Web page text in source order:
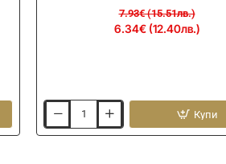
6.34€ (12.40лв.)
7.93€ (15.51лв.)
за
Купи